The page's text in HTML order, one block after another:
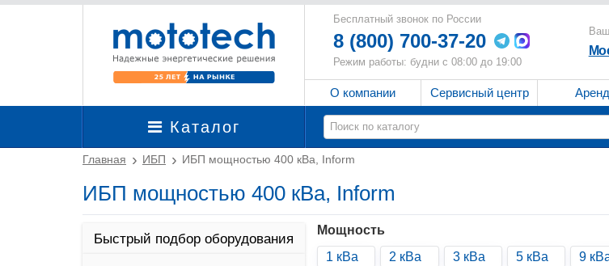
Бесплатный звонок по России
8 (800) 700-37-20
Режим работы: будни с 08:00 до 19:00
О компании Сервисный центр
Каталог
Главная ИБП ИБП мощностью 400 кВа, Inform
ИБП мощностью 400 кВа, Inform
Быстрый подбор оборудования
Мощность
1 кВа
2 кВа 3 кВа 5 кВа 9